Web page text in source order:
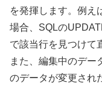
を発揮します。例え
場合、SQLの
で該当行を見つけて
また、編集中のデー
のデータが変更され